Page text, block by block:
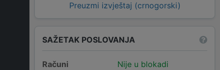
Preuzmi izvještaj (crnogorski)
SAŽETAK POSLOVANJA
Računi Nije u blokadi